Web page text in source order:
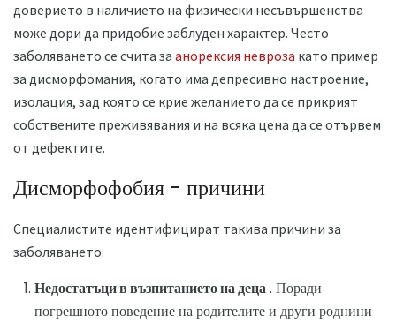
доверието в наличието на физически несъвършенства
може дори да придобие заблуден характер. Често
заболяването се счита за анорексия невроза като пример
за дисморфомания, когато има депресивно настроение,
изолация, зад която се крие желанието да се прикрият
собствените преживявания и на всяка цена да се отървем
от дефектите.
Дисморфофобия - причини
Специалистите идентифицират такива причини за
заболяването:
Недостатъци в възпитанието на деца. Поради
погрешното поведение на родителите и други роднини